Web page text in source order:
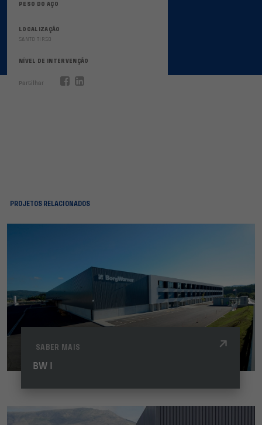
PESO DO AÇO
LOCALIZAÇÃO
SANTO TIRSO
NÍVEL DE INTERVENÇÃO
Partilhar
PROJETOS RELACIONADOS
SABER MAIS
BW I